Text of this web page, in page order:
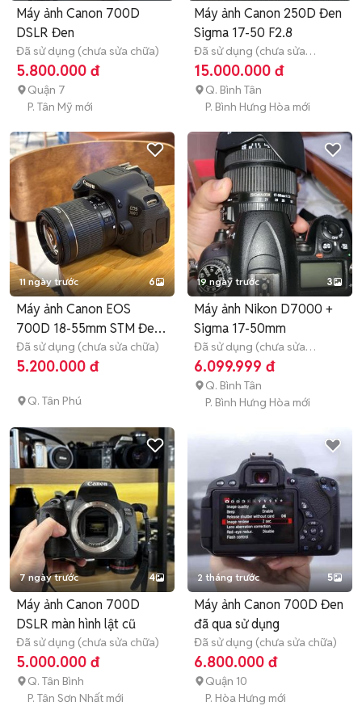
Máy ảnh Canon 700D
DSLR Đen
Đã sử dụng (chưa sửa chữa)
5.800.000 đ
Quận 7
P. Tân Mỹ mới
Máy ảnh Canon 250D Đen
Sigma 17-50 F2.8
Đã sử dụng (chưa sửa
chữa) 3 tháng
15.000.000 đ
Q. Bình Tân
P. Bình Hưng Hòa mới
11 ngày trước 6
Máy ảnh Canon EOS
700D 18-55mm STM Đen
Đã sử dụng
Đã sử dụng (chưa sửa chữa)
5.200.000 đ
Q. Tân Phú
19 ngày trước 3
Máy ảnh Nikon D7000 +
Sigma 17-50mm
Đã sử dụng (chưa sửa
chữa) Hết bảo hành
6.099.999 đ
Q. Bình Tân
P. Bình Hưng Hòa mới
7 ngày trước 4
Máy ảnh Canon 700D
DSLR màn hình lật cũ
Đã sử dụng (chưa sửa chữa)
5.000.000 đ
Q. Tân Bình
P. Tân Sơn Nhất mới
2 tháng trước 5
Máy ảnh Canon 700D Đen
đã qua sử dụng
Đã sử dụng (chưa sửa chữa)
6.800.000 đ
Quận 10
P. Hòa Hưng mới